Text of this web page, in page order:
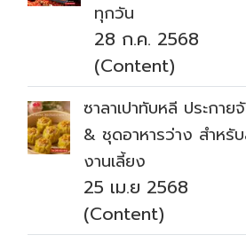
ทุกวัน
28 ก.ค. 2568
(Content)
ซาลาเปาทับหลี ประกา
& ชุดอาหารว่าง สำหรั
งานเลี้ยง
25 เม.ย 2568
(Content)